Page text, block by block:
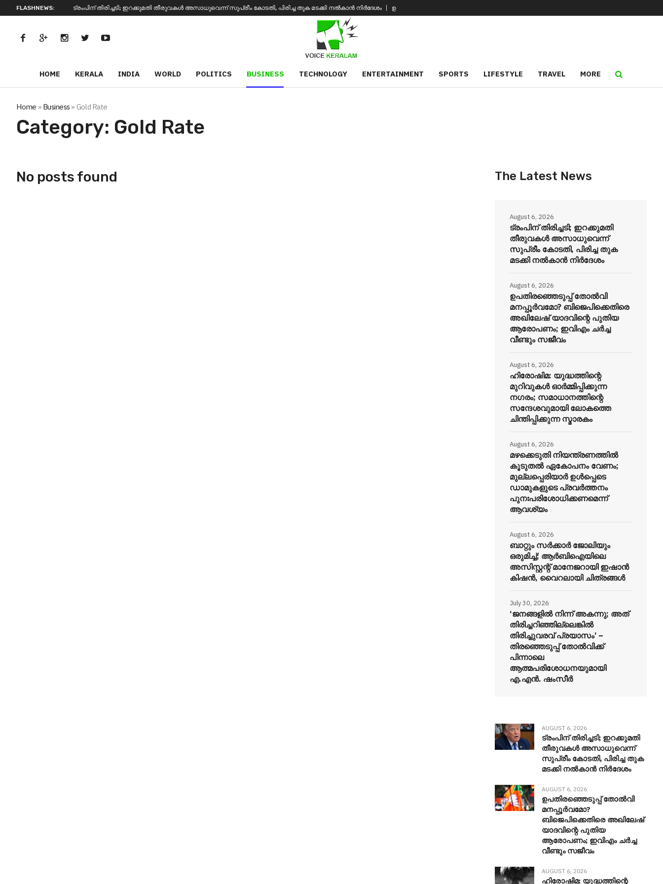
FLASHNEWS:ട്രംപിന് തിരിച്ചടി; ഇറക്കുമതി തീരുവകൾ അസാധുവെന്ന് സുപ്രീം കോടതി, പിരിച്ച തുക മടക്കി നൽകാൻ നിർദേശം ഉപതിരഞ്ഞെടുപ്പ് തോൽവി മനപ്പൂർവമോ? ബിജെപിക്കെതിരെ അഖിലേഷ് യാദവിന്റെ പുതിയ ആരോപണം;
HOME KERALA INDIA WORLD POLITICS BUSINESS TECHNOLOGY ENTERTAINMENT SPORTS LIFESTYLE TRAVEL MORE
Home » Business » Gold Rate
Category: Gold Rate
No posts found The Latest News
ട്രംപിന് തിരിച്ചടി; ഇറക്കുമതി
തീരുവകൾ അസാധുവെന്ന്
സുപ്രീം കോടതി, പിരിച്ച തുക
മടക്കി നൽകാൻ നിർദേശം
August 6, 2026
ഉപതിരഞ്ഞെടുപ്പ് തോൽവി
മനപ്പൂർവമോ? ബിജെപിക്കെതിരെ
അഖിലേഷ് യാദവിന്റെ പുതിയ
ആരോപണം; ഇവിഎം ചർച്ച
വീണ്ടും സജീവം
August 6, 2026
ഹിരോഷിമ: യുദ്ധത്തിന്റെ
മുറിവുകൾ ഓർമ്മിപ്പിക്കുന്ന
നഗരം; സമാധാനത്തിന്റെ
സന്ദേശവുമായി ലോകത്തെ
ചിന്തിപ്പിക്കുന്ന സ്മാരകം
August 6, 2026
മഴക്കെടുതി നിയന്ത്രണത്തിൽ
കൂടുതൽ ഏകോപനം വേണം;
മുല്ലപ്പെരിയാർ ഉൾപ്പെടെ
ഡാമുകളുടെ പ്രവർത്തനം
പുനഃപരിശോധിക്കണമെന്ന്
ആവശ്യം
August 6, 2026
ബാറ്റും സർക്കാർ ജോലിയും
ഒരുമിച്ച്; ആർബിഐയിലെ
അസിസ്റ്റന്റ് മാനേജറായി ഇഷാൻ
കിഷൻ, വൈറലായി ചിത്രങ്ങൾ
August 6, 2026
‘ജനങ്ങളിൽ നിന്ന് അകന്നു; അത്
തിരിച്ചറിഞ്ഞില്ലെങ്കിൽ
തിരിച്ചുവരവ് പ്രയാസം’ –
തിരഞ്ഞെടുപ്പ് തോൽവിക്ക്
പിന്നാലെ
ആത്മപരിശോധനയുമായി
എ.എൻ. ഷംസീർ
July 30, 2026
AUGUST 6, 2026
ട്രംപിന് തിരിച്ചടി; ഇറക്കുമതി
തീരുവകൾ അസാധുവെന്ന്
സുപ്രീം കോടതി, പിരിച്ച തുക
മടക്കി നൽകാൻ നിർദേശം
AUGUST 6, 2026
ഉപതിരഞ്ഞെടുപ്പ് തോൽവി
മനപ്പൂർവമോ?
ബിജെപിക്കെതിരെ അഖിലേഷ്
യാദവിന്റെ പുതിയ
ആരോപണം; ഇവിഎം ചർച്ച
വീണ്ടും സജീവം
AUGUST 6, 2026
ഹിരോഷിമ: യുദ്ധത്തിന്റെ